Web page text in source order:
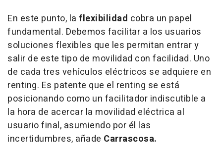
En este punto, la flexibilidad cobra un papel
fundamental. Debemos facilitar a los usuarios
soluciones flexibles que les permitan entrar y
salir de este tipo de movilidad con facilidad. Uno
de cada tres vehículos eléctricos se adquiere en
renting. Es patente que el renting se está
posicionando como un facilitador indiscutible a
la hora de acercar la movilidad eléctrica al
usuario final, asumiendo por él las
incertidumbres, añade Carrascosa.